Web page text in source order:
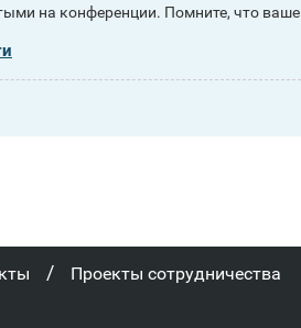
на конференции. Помните, что
/ Проекты сотрудничества